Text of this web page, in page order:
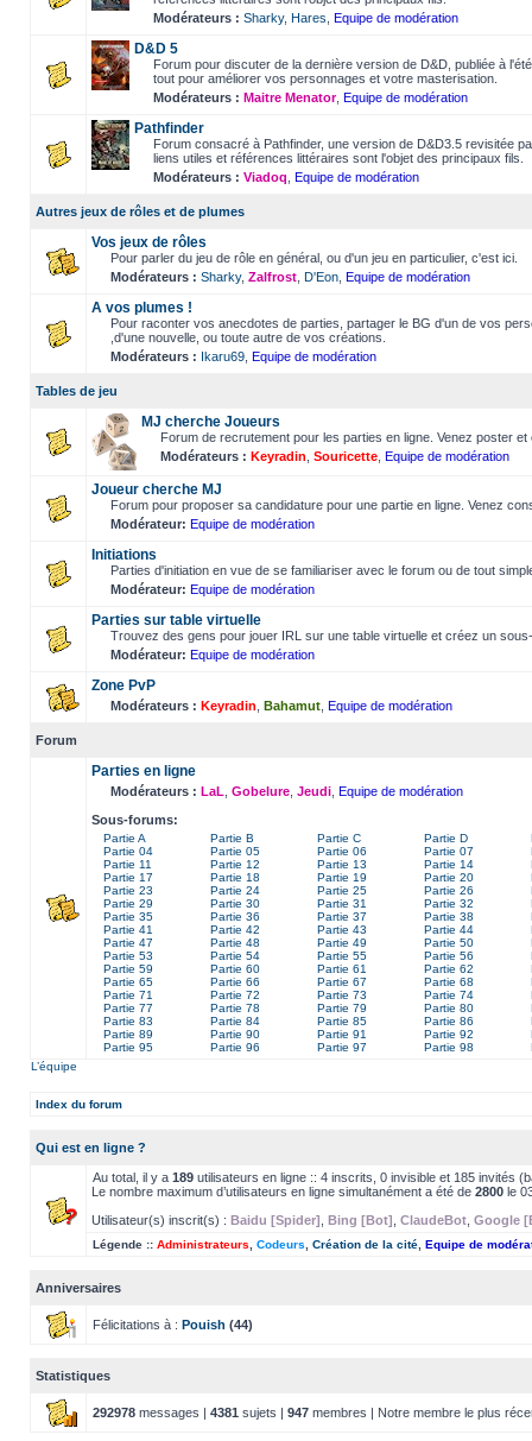
Modérateurs : Sharky, Hares Equipe de modération
D&D 5
Forum pour discuter de la dernière version de D&D, publiée à
tout pour améliorer vos personnages et votre masterisation.
Modérateurs : Maitre Menator, Equipe de modération
Pathfinder
Forum consacré à Pathfinder, une version de D&D3.5 revisitée
liens utiles et références littéraires sont l'objet des principaux fils.
Modérateurs : Viadoq Equipe de modération
Autres jeux de rôles et de plumes
Vos jeux de rôles
Pour parler du jeu de rôle en général, ou d'un jeu en particulier, c'est ici.
Modérateurs : Sharky, Zalfrost D'Eon Equipe de modération
A vos plumes !
Pour raconter vos anecdotes de parties, partager le BG d'un de vos
,d'une nouvelle, ou toute autre de vos créations.
Modérateurs : Ikaru69 Equipe de modération
Tables de jeu
MJ cherche Joueurs
Forum de recrutement pour les parties en ligne. Venez poster
Modérateurs : Keyradin Souricette Equipe de modération
Joueur cherche MJ
Forum pour proposer sa candidature pour une partie en ligne. Venez
Modérateur: Equipe de modération
Initiations
Parties d'initiation en vue de se familiariser avec le forum ou de tout
Modérateur: Equipe de modération
Parties sur table virtuelle
Trouvez des gens pour jouer IRL sur une table virtuelle et créez un
Modérateur: Equipe de modération
Zone PvP
Modérateurs : Keyradin Bahamut Equipe de modération
Forum
Parties en ligne
Modérateurs : LaL Gobelure Jeudi Equipe de modération
Sous-forums:
Partie A Partie B Partie C Partie D
Partie 04
Partie 05 Partie 06 Partie 07
Partie 11
Partie 12 Partie 13 Partie 14
Partie 17
Partie 18 Partie 19 Partie 20
Partie 23
Partie 24 Partie 25 Partie 26
Partie 29
Partie 30 Partie 31 Partie 32
Partie 35
Partie 36 Partie 37 Partie 38
Partie 41
Partie 42 Partie 43 Partie 44
Partie 47
Partie 48 Partie 49 Partie 50
Partie 53
Partie 54 Partie 55 Partie 56
Partie 59
Partie 60 Partie 61 Partie 62
Partie 65
Partie 66 Partie 67 Partie 68
Partie 71
Partie 72 Partie 73 Partie 74
Partie 77
Partie 78 Partie 79 Partie 80
Partie 83
Partie 84 Partie 85 Partie 86
Partie 89
Partie 90 Partie 91 Partie 92
Partie 95
Partie 96 Partie 97 Partie 98
L’équipe
Index du forum
Qui est en ligne ?
Au total, il y a 189 utilisateurs en ligne :: 4 inscrits, 0 invisible et 185 invités
Le nombre maximum d’utilisateurs en ligne simultanément a été de 2800 le
Utilisateur(s) inscrit(s) : Baidu [Spider] Bing [Bot] ClaudeBot Google
Légende :: Administrateurs Codeurs Création de la cité Equipe de
Anniversaires
Félicitations à : Pouish (44)
Statistiques
292978 messages | 4381 sujets | 947 membres | Notre membre le plus